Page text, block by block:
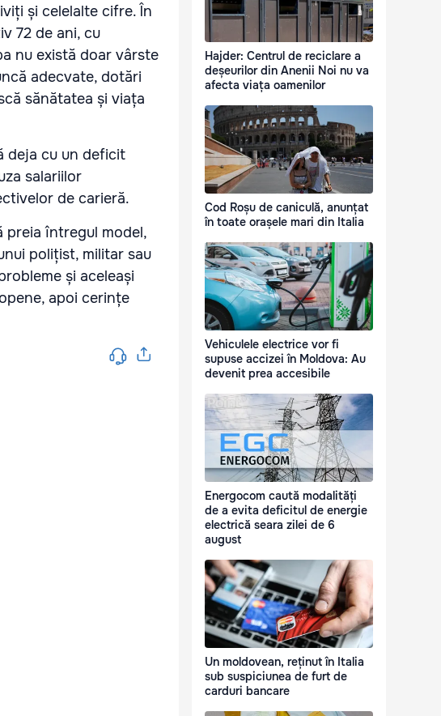
și celelalte cifre. În
72 de ani, cu
nu există doar vârste
adecvate, dotări
sănătatea și viața
deja cu un deficit
salariilor
de carieră.
preia întregul model,
polițist, militar sau
și aceleași
apoi cerințe
Hajder: Centrul de reciclare a
deșeurilor din Anenii Noi nu va
afecta viața oamenilor
Cod Roșu de caniculă, anunțat
în toate orașele mari din Italia
Vehiculele electrice vor fi
supuse accizei în Moldova: Au
devenit prea accesibile
Energocom caută modalități
de a evita deficitul de energie
electrică seara zilei de 6
august
Un moldovean, reținut în Italia
sub suspiciunea de furt de
carduri bancare